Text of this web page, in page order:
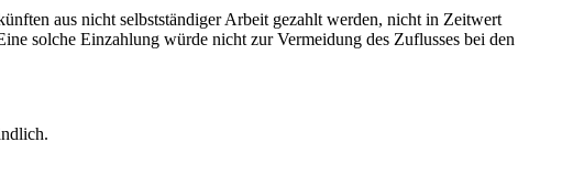
aus nicht selbstständiger Arbeit gezahlt werden, nicht in Zeitwert
solche Einzahlung würde nicht zur Vermeidung des Zuflusses bei den